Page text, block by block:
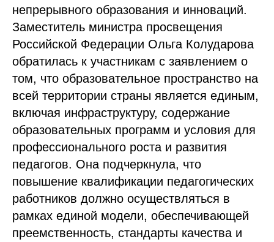
непрерывного образования и инноваций.
Заместитель министра просвещения
Российской Федерации Ольга Колударова
обратилась к участникам с заявлением о
том, что образовательное пространство на
всей территории страны является единым,
включая инфраструктуру, содержание
образовательных программ и условия для
профессионального роста и развития
педагогов. Она подчеркнула, что
повышение квалификации педагогических
работников должно осуществляться в
рамках единой модели, обеспечивающей
преемственность, стандарты качества и